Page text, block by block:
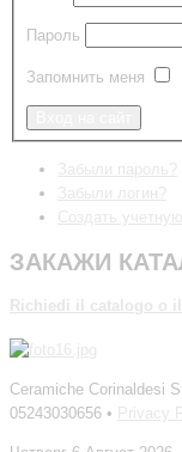
Пароль
Запомнить меня
Забыли пароль?
Забыли логин?
Создать
ЗАКАЖИ
Richiedi il catalogo o
Ceramiche Corinaldesi
05243030656 • Privacy